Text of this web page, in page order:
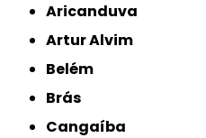
Aricanduva
Artur Alvim
Belém
Brás
Cangaíba